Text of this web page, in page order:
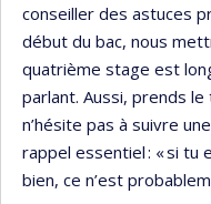
conseiller des astuces
début du bac, nous
quatrième stage est
parlant. Aussi, prends
n’hésite pas à suivre
rappel essentiel : « si tu
bien, ce n’est